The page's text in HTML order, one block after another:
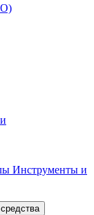
Инструменты и